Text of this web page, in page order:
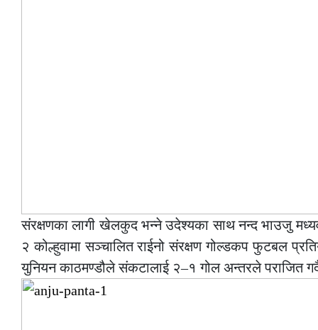
संरक्षणका लागी खेलकुद भन्ने उदेश्यका साथ नन्द भाउजु
२ कोल्हुवामा सञ्चालित राईनो संरक्षण गोल्डकप फुटबल
युनियन काठमण्डौले संकटालाई २–१ गोल अन्तरले पराजित